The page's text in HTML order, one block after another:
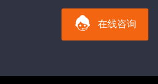
在线咨询